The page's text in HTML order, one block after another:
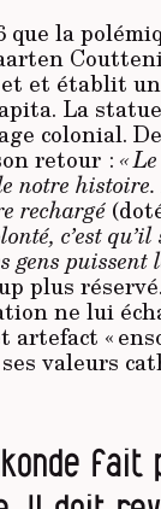
que la
et établit
La
colonial.
retour : «
notre
rechargé
c’est
gens puissent
plus
ne lui
«
valeurs
fait